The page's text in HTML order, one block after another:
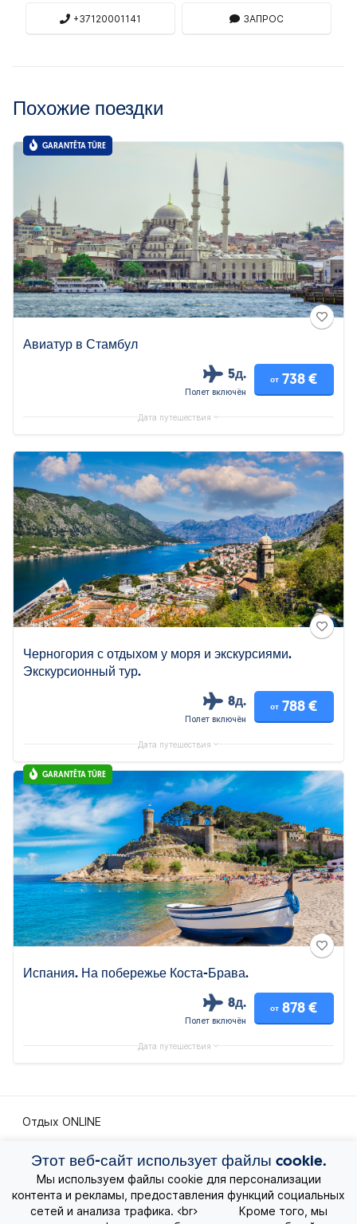
+37120001141 ЗАПРОС
Похожие поездки
GARANTĒTA TŪRE
Авиатур в Стамбул
5д.
Полет включён
от 738 €
Дата путешествия
Черногория с отдыхом у моря и экскурсиями.
Экскурсионный тур.
8д.
Полет включён
от 788 €
Дата путешествия
GARANTĒTA TŪRE
Испания. На побережье Коста-Брава.
8д.
Полет включён
от 878 €
Дата путешествия
Отдых ONLINE
Экскурсионные путешествия
Экзотические путешествия
Этот веб-сайт использует файлы cookie.
Мы используем файлы cookie для персонализации
контента и рекламы, предоставления функций социальных
сетей и анализа трафика. <br> Кроме того, мы